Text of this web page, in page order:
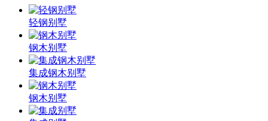
轻钢别墅
钢木别墅
集成钢木别墅
钢木别墅